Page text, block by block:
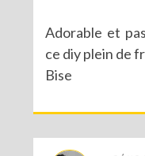
Adorable et
ce diy plein de
Bise